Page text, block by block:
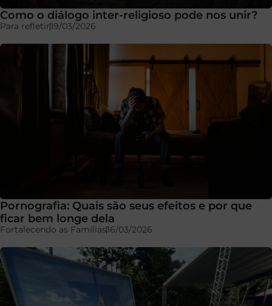
Como o diálogo inter-religioso pode nos unir?
Para refletir19/03/2026
Pornografia: Quais são seus efeitos e por que
ficar bem longe dela
Fortalecendo as Famílias16/03/2026